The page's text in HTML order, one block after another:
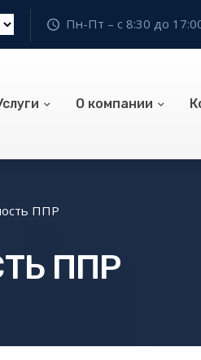
Пн-Пт – с 8:30 до
О компании
ППР
ППР